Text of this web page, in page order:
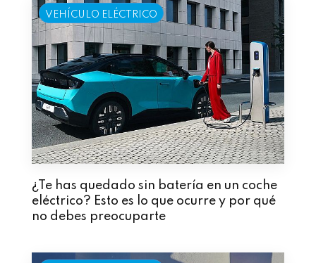
VEHÍCULO ELÉCTRICO
¿Te has quedado sin batería en un coche
eléctrico? Esto es lo que ocurre y por qué
no debes preocuparte